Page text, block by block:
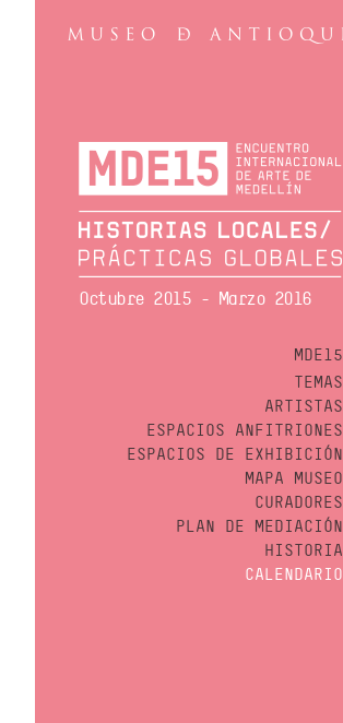
Octubre 2015 - Marzo 2016
MDE15
TEMAS
ARTISTAS
ESPACIOS ANFITRIONES
ESPACIOS DE EXHIBICIÓN
MAPA MUSEO
CURADORES
PLAN DE MEDIACIÓN
HISTORIA
CALENDARIO